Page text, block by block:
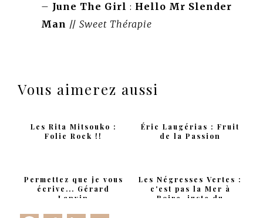
– June The Girl : Hello Mr Slender
Man // Sweet Thérapie
Vous aimerez aussi
Les Rita Mitsouko :
Folie Rock !!
Éric Laugérias : Fruit
de la Passion
Permettez que je vous
écrive... Gérard
Lanvin
Les Négresses Vertes :
c'est pas la Mer à
Boire, juste du